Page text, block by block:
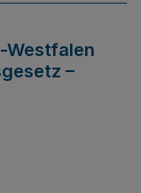
Westfalen
–